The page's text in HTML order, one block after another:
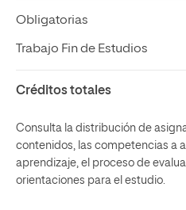
Obligatorias
Trabajo Fin de Estudios
Créditos totales
Consulta la distribución de
contenidos, las competencias a
aprendizaje, el proceso de
orientaciones para el estudio.